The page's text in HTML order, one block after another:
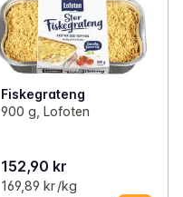
Fiskegrateng
900 g, Lofoten
152,90 kr
169,89 kr /kg